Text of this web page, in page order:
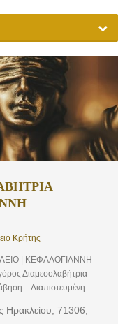
Κρήτης
| ΚΕΦΑΛΟΓΙΑΝΝΗ
Διαμεσολαβήτρια –
– Διαπιστευμένη
για οφειλόμενα
Ηρακλείου, 71306,